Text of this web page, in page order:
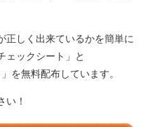
しく出来ているかを簡単に
ェックシート」と
を無料配布しています。
い！